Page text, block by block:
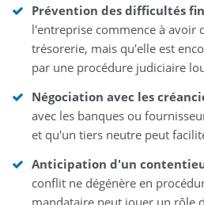
Prévention des difficultés
l'entreprise commence à avoir
trésorerie, mais qu'elle est
par une procédure judiciaire
Négociation avec les
avec les banques ou
et qu'un tiers neutre peut
Anticipation d'un
conflit ne dégénère en
mandataire peut jouer un rôle